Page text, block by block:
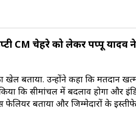
CM चेहरे को लेकर पप्पू यादव
खेल बताया. उन्होंने कहा कि मतदान
कि सीमांचल में बदलाव होगा और
फेलियर बताया और जिम्मेदारों के